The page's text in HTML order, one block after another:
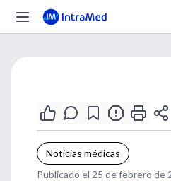
Noticias médicas
Publicado el 25 de febrero de